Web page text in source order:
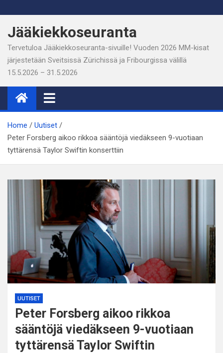
to
content
Jääkiekkoseuranta
Tervetuloa Jääkiekkoseuranta-sivuille! Vuoden 2026 MM-kisat
järjestetään Sveitsissä Zürichissä ja Fribourgissa välillä
15.5.2026 – 31.5.2026
Home
Uutiset
Peter Forsberg aikoo rikkoa sääntöjä viedäkseen 9-vuotiaan
tyttärensä Taylor Swiftin konserttiin
UUTISET
Peter Forsberg aikoo rikkoa
sääntöjä viedäkseen 9-vuotiaan
tyttärensä Taylor Swiftin